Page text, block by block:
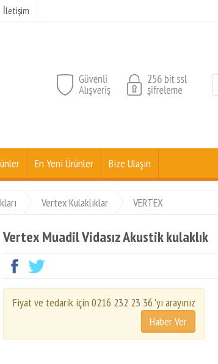
İletişim
En Yeni Ürünler Bize Ulaşın
Vertex Kulaklıklar VERTEX
Vertex Muadil Vidasız Akustik kulaklık
Fiyat ve tedarik için 0216 232 23 36 'yı arayınız